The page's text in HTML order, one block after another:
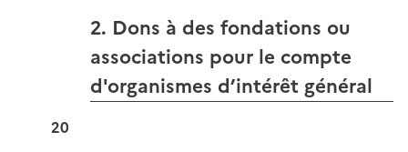
2. Dons à des fondations ou
associations pour le compte
d'organismes d’intérêt général
20